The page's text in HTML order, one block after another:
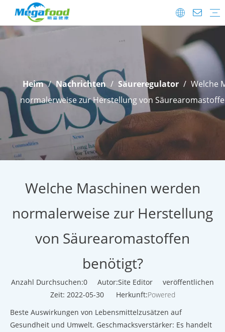
Heim / Nachrichten / Säureregulator / Welche
normalerweise zur Herstellung von
Welche Maschinen werden
normalerweise zur Herstellung
von Säurearomastoffen
benötigt?
Anzahl Durchsuchen:0 Autor:Site Editor veröffentlichen
Zeit: 2022-05-30 Herkunft:Powered
Beste Auswirkungen von Lebensmittelzusätzen auf
Gesundheit und Umwelt. Geschmacksverstärker: Es handelt